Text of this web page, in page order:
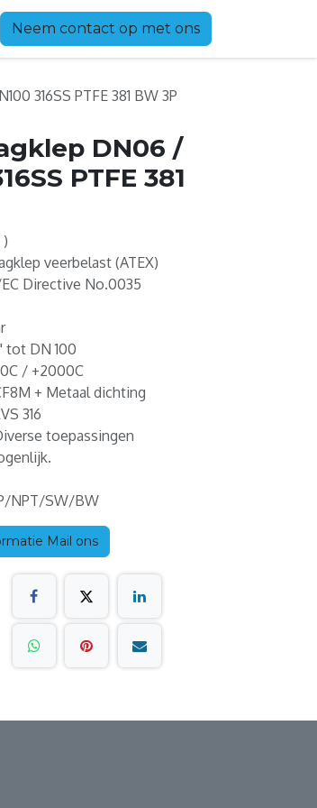
Neem contact op met ons
316SS PTFE 381 BW 3P
DN06 /
PTFE 381
veerbelast (ATEX)
Directive No.0035
tot DN 100
/ +2000C
+ Metaal dichting
316
toepassingen
NPT/SW/BW
Mail ons